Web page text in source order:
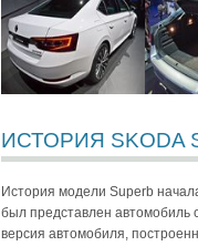
ИСТОРИЯ SKODA
История модели Superb
был представлен автомобиль
версия автомобиля,